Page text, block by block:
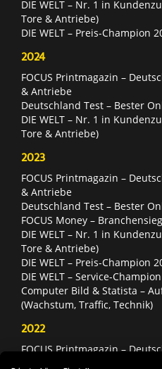
DIE WELT – Nr. 1 in
Tore & Antriebe)
DIE WELT – Preis-Champion
2024
FOCUS Printmagazin –
& Antriebe
Deutschland Test – Bester
DIE WELT – Nr. 1 in
Tore & Antriebe)
2023
FOCUS Printmagazin –
& Antriebe
Deutschland Test – Bester
FOCUS Money –
DIE WELT – Nr. 1 in
Tore & Antriebe)
DIE WELT – Preis-Champion
DIE WELT – Service-
Computer Bild & Statista –
(Wachstum, Traffic, Technik)
2022
FOCUS Printmagazin –